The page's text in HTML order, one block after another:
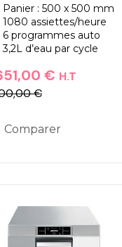
Panier : 500 x 500 mm
1080 assiettes/heure
6 programmes auto
3,2L d’eau par cycle
€ H.T
de base
€
Comparer